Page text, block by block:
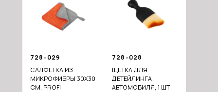
728-029
САЛФЕТКА ИЗ
МИКРОФИБРЫ 30X30
СМ, PROFI
728-028
ЩЕТКА ДЛЯ
ДЕТЕЙЛИНГА
АВТОМОБИЛЯ, 1 ШТ